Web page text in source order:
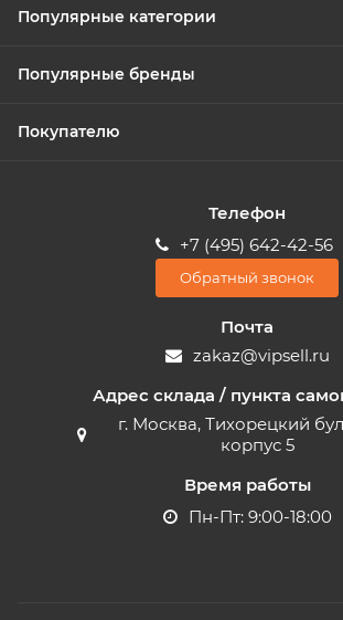
Популярные категории
Популярные бренды
Покупателю
Телефон
+7 (495) 642-42-56
Обратный звонок
Почта
zakaz@vipsell.ru
Адрес склада / пункта
г. Москва, Тихорецкий
корпус 5
Время работы
Пн-Пт: 9:00-18:00